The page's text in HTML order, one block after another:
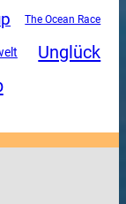
The Ocean Race
Unglück